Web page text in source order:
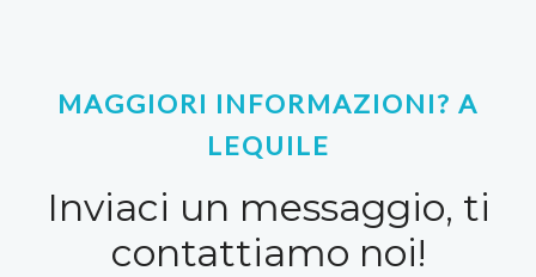
MAGGIORI INFORMAZIONI? A
LEQUILE
Inviaci un messaggio, ti
contattiamo noi!